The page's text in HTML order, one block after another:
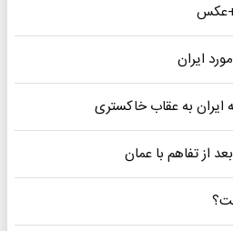
ایران
به عقاب خاکستری
از تفاهم با عمان